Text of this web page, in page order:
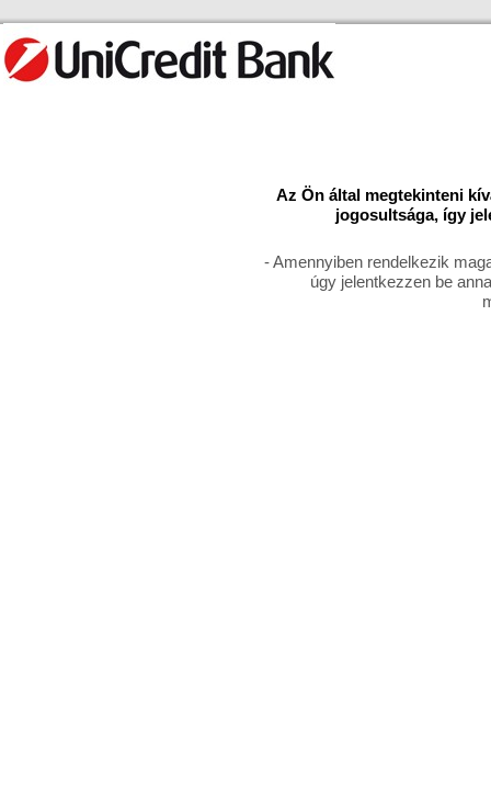
Az Ön által megtekinteni
jogosultsága, így
- Amennyiben rendelkezik
úgy jelentkezzen be